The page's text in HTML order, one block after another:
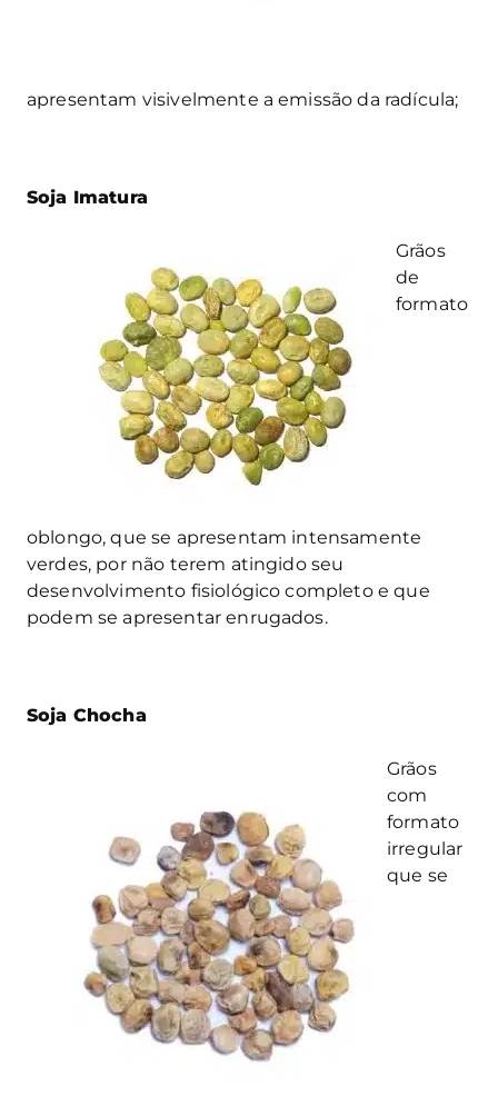
apresentam visivelmente a emissão da radícula;
Soja Imatura
Grãos
de
formato
oblongo, que se apresentam intensamente
verdes, por não terem atingido seu
desenvolvimento fisiológico completo e que
podem se apresentar enrugados.
Soja Chocha
Grãos
com
formato
irregular
que se